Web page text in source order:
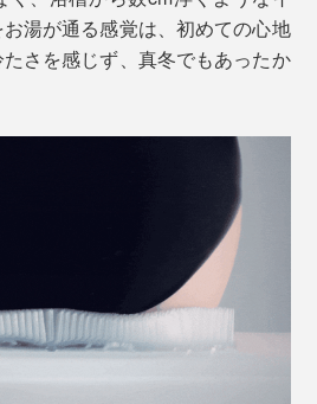
湯が通る感覚は、初めての心地
さを感じず、真冬でもあったか